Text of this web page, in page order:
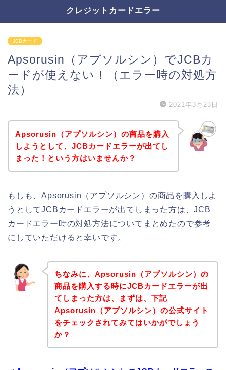
クレジットカードエラー
JCBカード
Apsorusin（アプソルシン）でJCBカ
ードが使えない！（エラー時の対処方
法）
2021年3月23日
Apsorusin（アプソルシン）の商品を購入
しようとして、JCBカードエラーが出てし
まった！という方はいませんか？
もしも、Apsorusin（アプソルシン）の商品を購入しよ
うとしてJCBカードエラーが出てしまった方は、JCB
カードエラー時の対処方法についてまとめたので参考
にしていただけると幸いです。
ちなみに、Apsorusin（アプソルシン）の
商品を購入する時にJCBカードエラーが出
てしまった方は、まずは、下記
Apsorusin（アプソルシン）の公式サイト
をチェックされてみてはいかがでしょう
か？